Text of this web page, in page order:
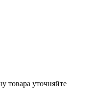
товара уточняйте